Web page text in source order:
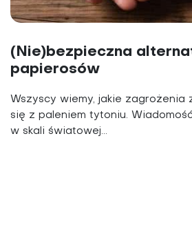
(Nie)bezpieczna
papierosów
Wszyscy wiemy, jakie zagrożenia
się z paleniem tytoniu.
w skali światowej...